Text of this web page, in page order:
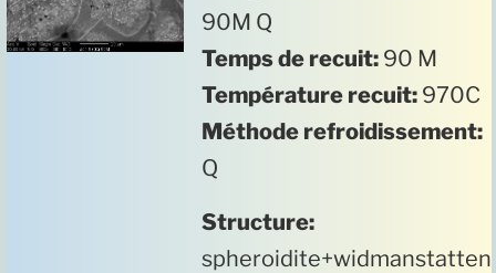
90M Q
Temps de recuit: 90 M
Température recuit: 970C
Méthode refroidissement:
Q
Structure:
spheroidite+widmanstatten